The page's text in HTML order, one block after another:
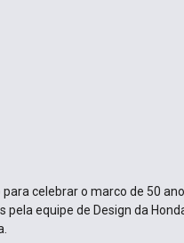
celebrar o marco de 50
pela equipe de Design da